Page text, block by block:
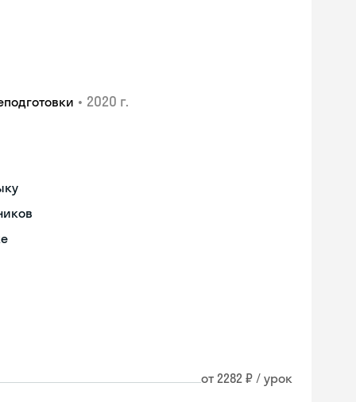
• 2020 г.
от 2282 ₽ / урок